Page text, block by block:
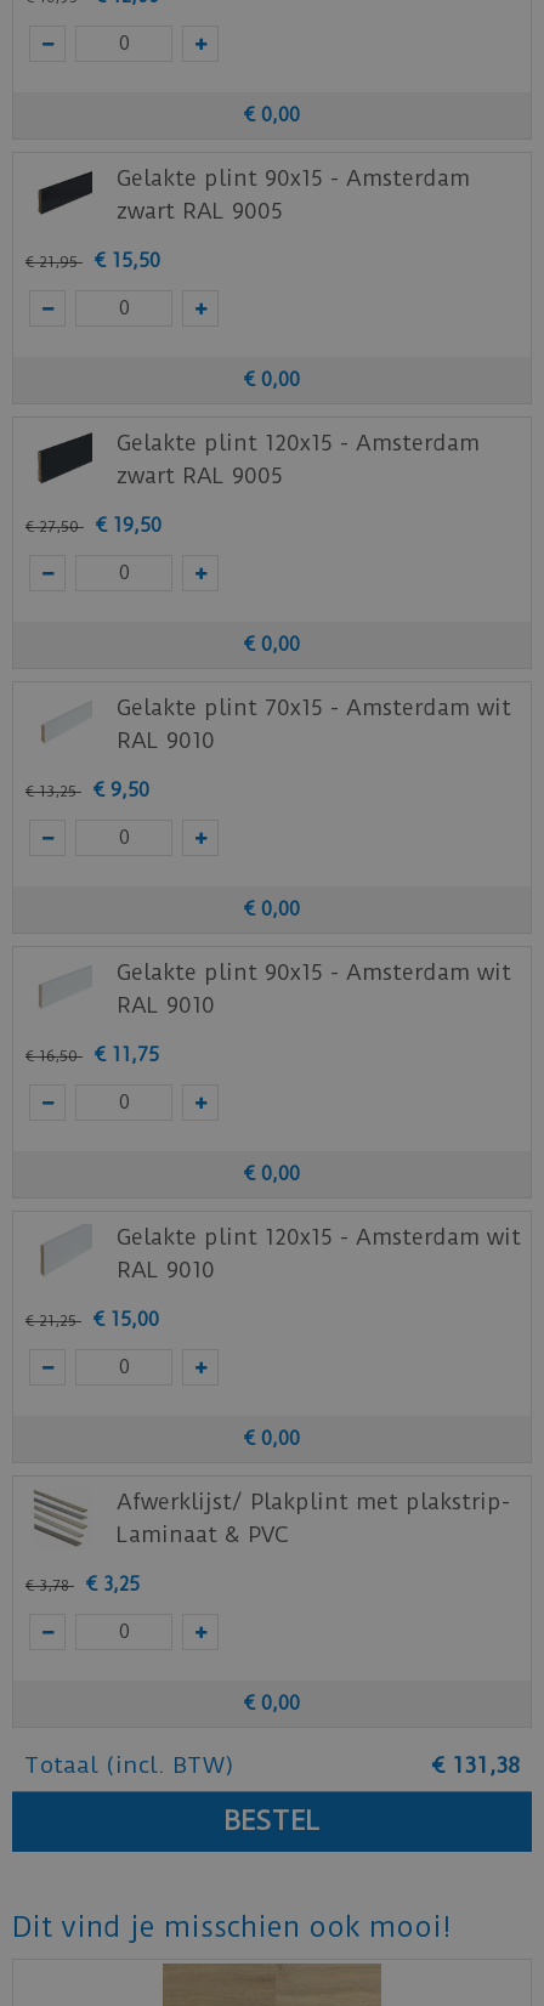
€ 0,00
Gelakte plint 90x15 - Amsterdam
zwart RAL 9005
€ 21,95 € 15,50
€ 0,00
Gelakte plint 120x15 - Amsterdam
zwart RAL 9005
€ 27,50 € 19,50
€ 0,00
Gelakte plint 70x15 - Amsterdam wit
RAL 9010
€ 13,25 € 9,50
€ 0,00
Gelakte plint 90x15 - Amsterdam wit
RAL 9010
€ 16,50 € 11,75
€ 0,00
Gelakte plint 120x15 - Amsterdam wit
RAL 9010
€ 21,25 € 15,00
€ 0,00
Afwerklijst/ Plakplint met plakstrip-
Laminaat & PVC
€ 3,78 € 3,25
€ 0,00
Totaal (incl. BTW) € 131 ,38
Dit vind je misschien ook mooi!